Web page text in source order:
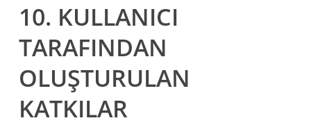
10. KULLANICI
TARAFINDAN
OLUŞTURULAN
KATKILAR
Bahasa Indonesia